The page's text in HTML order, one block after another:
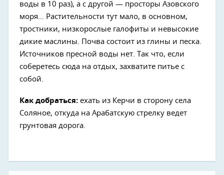
воды в 10 раз), а с другой — просторы Азовского
моря… Растительности тут мало, в основном,
тростники, низкорослые галофиты и невысокие
дикие маслины. Почва состоит из глины и песка.
Источников пресной воды нет. Так что, если
соберетесь сюда на отдых, захватите питье с
собой.
Как добраться: ехать из Керчи в сторону села
Соляное, откуда на Арабатскую стрелку ведет
грунтовая дорога.